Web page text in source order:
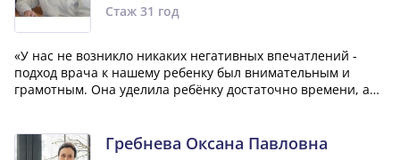
Стаж 31 год
«У нас не возникло никаких негативных впечатлений -
подход врача к нашему ребенку был внимательным и
грамотным. Она уделила ребёнку достаточно времени, а
внимание на некоторые моменты, кот...»
Гребнева Оксана Павловна